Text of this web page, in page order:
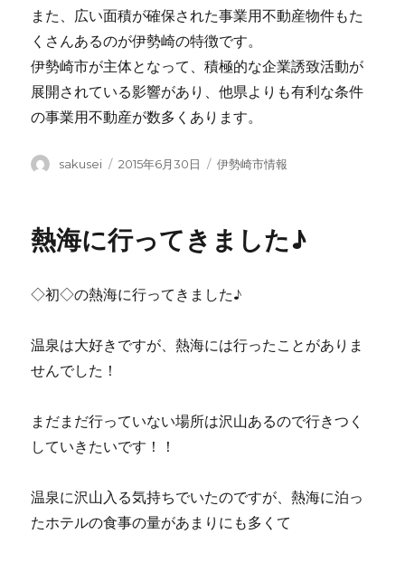
また、広い面積が確保された事業用不動産物件もた
くさんあるのが伊勢崎の特徴です。
伊勢崎市が主体となって、積極的な企業誘致活動が
展開されている影響があり、他県よりも有利な条件
の事業用不動産が数多くあります。
投
sakusei
投
2015年6月30日
カ
ー
伊勢崎市情報
熱海に行ってきました♪
◇初◇の熱海に行ってきました♪
温泉は大好きですが、熱海には行ったことがありま
せんでした！
まだまだ行っていない場所は沢山あるので行きつく
していきたいです！！
温泉に沢山入る気持ちでいたのですが、熱海に泊っ
たホテルの食事の量があまりにも多くて